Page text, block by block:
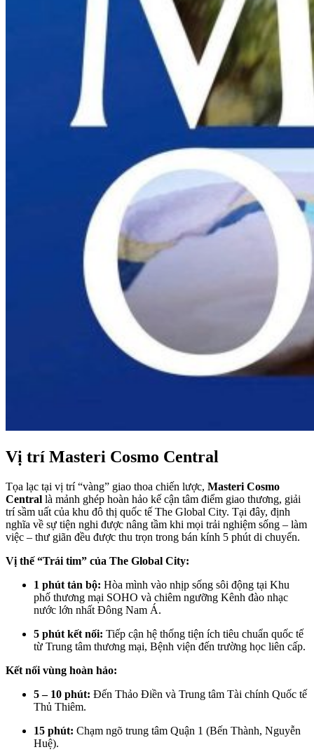
Vị trí Masteri Cosmo Central
Tọa lạc tại vị trí “vàng” giao thoa chiến lược, Masteri Cosmo
Central là mảnh ghép hoàn hảo kế cận tâm điểm giao thương, giải
trí sầm uất của khu đô thị quốc tế The Global City. Tại đây, định
nghĩa về sự tiện nghi được nâng tầm khi mọi trải nghiệm sống – làm
việc – thư giãn đều được thu trọn trong bán kính 5 phút di chuyển.
Vị thế “Trái tim” của The Global City:
1 phút tản bộ: Hòa mình vào nhịp sống sôi động tại Khu
phố thương mại SOHO và chiêm ngưỡng Kênh đào nhạc
nước lớn nhất Đông Nam Á.
5 phút kết nối: Tiếp cận hệ thống tiện ích tiêu chuẩn quốc tế
từ Trung tâm thương mại, Bệnh viện đến trường học liên cấp.
Kết nối vùng hoàn hảo:
5 – 10 phút: Đến Thảo Điền và Trung tâm Tài chính Quốc tế
Thủ Thiêm.
15 phút: Chạm ngõ trung tâm Quận 1 (Bến Thành, Nguyễn
Huệ).